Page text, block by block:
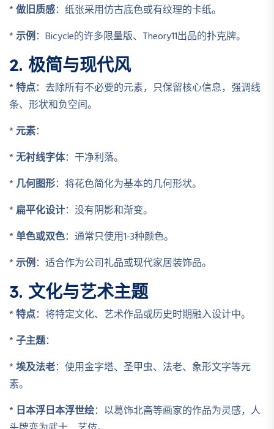
*做旧质感：纸张采用仿古底色或有纹理的卡纸。
*示例：Bicycle的许多限量版、Theory11出品的扑克牌。
2. 极简与现代风
*特点：去除所有不必要的元素，只保留核心信息，强调线
条、形状和负空间。
*元素：
*无衬线字体：干净利落。
*几何图形：将花色简化为基本的几何形状。
*扁平化设计：没有阴影和渐变。
*单色或双色：通常只使用1-3种颜色。
*示例：适合作为公司礼品或现代家居装饰品。
3. 文化与艺术主题
*特点：将特定文化、艺术作品或历史时期融入设计中。
*子主题：
*埃及法老：使用金字塔、圣甲虫、法老、象形文字等元
素。
* 日本浮日本浮世绘：以葛饰北斋等画家的作品为灵感，人